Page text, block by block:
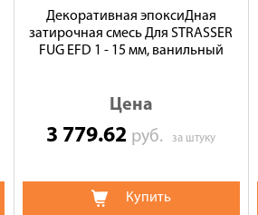
Декоративная эпоксиДная
затирочная смесь Для STRASSER
FUG EFD 1 - 15 мм, ванильный
Цена
3 779.62 руб.за штуку
Купить